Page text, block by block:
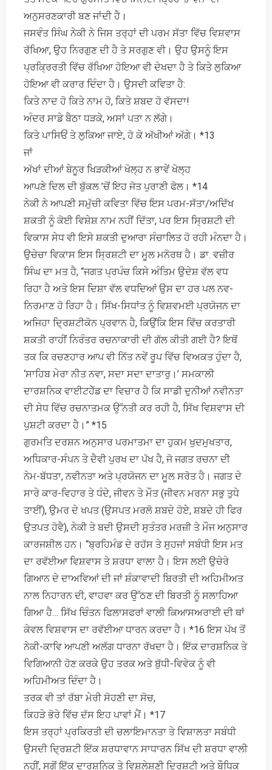
ਅਨੁਸਰਣਕਾਰੀ ਬਣ ਜਾਂਦੀ ਹੈ।
ਜਸਵੰਤ ਸਿੰਘ ਨੇਕੀ ਨੇ ਜਿਸ ਤਰ੍ਹਾਂ ਦੀ ਪਰਮ ਸੱਤਾ ਵਿੱਚ ਵਿਸ਼ਵਾਸ
ਰੱਖਿਆ, ਉਹ ਨਿਰਗੁਣ ਦੀ ਹੈ ਤੇ ਸਰਗੁਣ ਵੀ। ਉਹ ਉਸਨੂੰ ਇਸ
ਪ੍ਰਕ੍ਰਿਰਤੀ ਵਿੱਚ ਰੱਖਿਆ ਹੋਇਆ ਵੀ ਦੇਖਦਾ ਹੈ ਤੇ ਕਿਤੇ ਲੁਕਿਆ
ਹੋਇਆ ਵੀ ਕਰਾਰ ਦਿੰਦਾ ਹੈ। ਉਸਦੀ ਕਵਿਤਾ ਹੈ:
ਕਿਤੇ ਨਾਦ ਹੋ ਕਿਤੇ ਨਾਮ ਹੋ, ਕਿਤੇ ਸ਼ਬਦ ਹੋ ਵੱਸਦਾ!
ਅੰਦਰ ਸਾਡੇ ਬੈਠਾ ਧੜਕੇ, ਅਸਾਂ ਪਤਾ ਨ ਲੱਗੇ।
ਕਿਤੇ ਪਾਸਿਓਂ ਤੇ ਲੁਕਿਆ ਜਾਏ, ਹੋ ਕੇ ਅੱਖੀਆਂ ਅੱਗੇ। *13
ਜਾਂ
ਅੱਖਾਂ ਦੀਆਂ ਬੇਨੂਰ ਖਿੜਕੀਆਂ ਖੋਲ੍ਹ ਨ ਭਾਵੇਂ ਖੋਲ੍ਹ
ਆਪਣੇ ਦਿਲ ਦੀ ਬੁੱਕਲ ’ਚੋਂ ਇਹ ਜੋਤ ਪੁਰਾਣੀ ਫੋਲ। *14
ਨੇਕੀ ਨੇ ਆਪਣੀ ਸਮੁੱਚੀ ਕਵਿਤਾ ਵਿੱਚ ਇਸ ਪਰਮ-ਸੱਤਾ/ਅਦਿੱਖ
ਸ਼ਕਤੀ ਨੂੰ ਕੋਈ ਵਿਸ਼ੇਸ਼ ਨਾਮ ਨਹੀਂ ਦਿੱਤਾ, ਪਰ ਇਸ ਸ੍ਰਿਸ਼ਟੀ ਦੀ
ਵਿਕਾਸ ਸੇਧ ਵੀ ਇਸੇ ਸ਼ਕਤੀ ਦੁਆਰਾ ਸੰਚਾਲਿਤ ਹੋ ਰਹੀ ਮੰਨਦਾ ਹੈ।
ਉਚੇਚਾ ਵਿਕਾਸ ਇਸ ਸ੍ਰਿਸ਼ਟੀ ਦਾ ਮੂਲ ਮਨੋਰਥ ਹੈ। ਡਾ. ਵਜ਼ੀਰ
ਸਿੰਘ ਦਾ ਮਤ ਹੈ, “ਜਗਤ ਪ੍ਰਪੰਚ ਕਿਸੇ ਅੰਤਿਮ ਉਦੇਸ਼ ਵੱਲ ਵਧ
ਰਿਹਾ ਹੈ ਅਤੇ ਇਸ ਦਿਸ਼ਾ ਵੱਲ ਵਧਦਿਆਂ ਉਸ ਦਾ ਹਰ ਪਲ ਨਵ-
ਨਿਰਮਾਣ ਹੋ ਰਿਹਾ ਹੈ। ਸਿੱਖ-ਸਿਧਾਂਤ ਨੂੰ ਵਿਸ਼ਵਮਈ ਪ੍ਰਯੋਜਨ ਦਾ
ਅਜਿਹਾ ਦ੍ਰਿਸ਼ਟੀਕੋਨ ਪ੍ਰਵਾਨ ਹੈ, ਕਿਉਂਕਿ ਇਸ ਵਿੱਚ ਕਰਤਾਰੀ
ਸ਼ਕਤੀ ਰਾਹੀਂ ਨਿਰੰਤਰ ਰਚਨਾਕਾਰੀ ਦੀ ਗੱਲ ਕੀਤੀ ਗਈ ਹੈ? ਇਥੋਂ
ਤਕ ਕਿ ਰਚਣਹਾਰ ਆਪ ਵੀ ਨਿੱਤ ਨਵੇਂ ਰੂਪ ਵਿੱਚ ਵਿਅਕਤ ਹੁੰਦਾ ਹੈ,
‘ਸਾਹਿਬ ਮੇਰਾ ਨੀਤ ਨਵਾ, ਸਦਾ ਸਦਾ ਦਾਤਾਰੁ।’ ਸਮਕਾਲੀ
ਦਾਰਸ਼ਨਿਕ ਵਾਈਟਹੇੱਡ ਦਾ ਵਿਚਾਰ ਹੈ ਕਿ ਸਾਡੀ ਦੁਨੀਆਂ ਨਵੀਨਤਾ
ਦੀ ਸੇਧ ਵਿੱਚ ਰਚਨਾਤਮਕ ਉੱਨਤੀ ਕਰ ਰਹੀ ਹੈ, ਸਿੱਖ ਵਿਸ਼ਵਾਸ ਦੀ
ਪੁਸ਼ਟੀ ਕਰਦਾ ਹੈ।” *15
ਗੁਰਮਤਿ ਦਰਸ਼ਨ ਅਨੁਸਾਰ ਪਰਮਾਤਮਾ ਦਾ ਹੁਕਮ ਖੁਦਮੁਖਤਾਰ,
ਅਧਿਕਾਰ-ਸੰਪਨ ਤੇ ਦੈਵੀ ਪੁਰਖ ਦਾ ਪੱਖ ਹੈ, ਜੋ ਜਗਤ ਰਚਨਾ ਦੀ
ਨੇਮ-ਬੱਧਤਾ, ਨਵੀਨਤਾ ਅਤੇ ਪ੍ਰਯੋਜਨ ਦਾ ਮੂਲ ਸਰੋਤ ਹੈ। ਜਗਤ ਦੇ
ਸਾਰੇ ਕਾਰ-ਵਿਹਾਰ ਤੇ ਧੰਦੇ, ਜੀਵਨ ਤੇ ਮੌਤ (ਜੀਵਨ ਮਰਨਾ ਸਭੁ ਤੁਧੇ
ਤਾਈਂ), ਉਮਰ ਦੇ ਖਪਤ (ਉਸਪਤ ਮਰਲੋ ਸ਼ਬਦੇ ਹੋਏ, ਸ਼ਬਦੇ ਹੀ ਫਿਰ
ਉਤਪਤ ਹੋਵੈ), ਨੇਕੀ ਤੇ ਬਦੀ ਉਸਦੀ ਸੁਤੰਤਰ ਮਰਜ਼ੀ ਤੇ ਮੌਜ ਅਨੁਸਾਰ
ਕਾਰਜਸ਼ੀਲ ਹਨ। “ਬ੍ਰਹਿਮੰਡ ਦੇ ਰਹੱਸ ਤੇ ਸੁਹਜਾਂ ਸਬੰਧੀ ਇਸ ਮਤ
ਦਾ ਰਵੱਈਆ ਵਿਸ਼ਵਾਸ ਤੇ ਸ਼ਰਧਾ ਵਾਲਾ ਹੈ। ਇਸ ਲਈ ਉਚੇਰੇ
ਗਿਆਨ ਦੇ ਦਾਅਵਿਆਂ ਦੀ ਜਾਂ ਸ਼ੰਕਾਵਾਦੀ ਬਿਰਤੀ ਦੀ ਅਹਿਮੀਅਤ
ਨਾਲ ਨਿਹਾਰਨ ਦੀ, ਵਾਹਵਾ ਕਰ ਉੱਠਣ ਦੀ ਬਿਰਤੀ ਨੂੰ ਸਲਾਹਿਆ
ਗਿਆ ਹੈ… ਸਿੱਖ ਚਿੰਤਨ ਫਿਲਾਸਫਰਾਂ ਵਾਲੀ ਕਿਆਸਅਰਾਈ ਦੀ ਥਾਂ
ਕੇਵਲ ਵਿਸ਼ਵਾਸ ਦਾ ਰਵੱਈਆ ਧਾਰਨ ਕਰਦਾ ਹੈ। *16 ਇਸ ਪੱਖ ਤੋਂ
ਨੇਕੀ-ਕਾਵਿ ਆਪਣੀ ਅਲੱਗ ਧਾਰਨਾ ਰੱਖਦਾ ਹੈ। ਇੱਕ ਦਾਰਸ਼ਨਿਕ ਤੇ
ਵਿਗਿਆਨੀ ਹੋਣ ਕਰਕੇ ਉਹ ਤਰਕ ਅਤੇ ਬੁੱਧੀ-ਵਿਵੇਕ ਨੂੰ ਵੀ
ਅਹਿਮੀਅਤ ਦਿੰਦਾ ਹੈ।
ਤਰਕ ਵੀ ਤਾਂ ਰੱਬਾ ਮੇਰੀ ਸੋਹਣੀ ਦਾ ਸੋਚ,
ਕਿਹੜੇ ਭੋਰੇ ਵਿੱਚ ਦੱਸ ਇਹ ਪਾਵਾਂ ਮੈਂ। *17
ਇਸ ਤਰ੍ਹਾਂ ਪ੍ਰਕਿਰਤੀ ਦੀ ਚਲਾਇਮਾਨਤਾ ਤੇ ਵਿਸ਼ਾਲਤਾ ਸਬੰਧੀ
ਉਸਦੀ ਦ੍ਰਿਸ਼ਟੀ ਇੱਕ ਸ਼ਰਧਾਵਾਨ ਸਾਧਾਰਨ ਸਿੱਖ ਦੀ ਸ਼ਰਧਾ ਵਾਲੀ
ਨਹੀਂ, ਸਗੋਂ ਇੱਕ ਦਾਰਸ਼ਨਿਕ ਤੇ ਵਿਸ਼ਲੇਸ਼ਣੀ ਦ੍ਰਿਸ਼ਟੀ ਅਤੇ ਬੌਧਿਕ